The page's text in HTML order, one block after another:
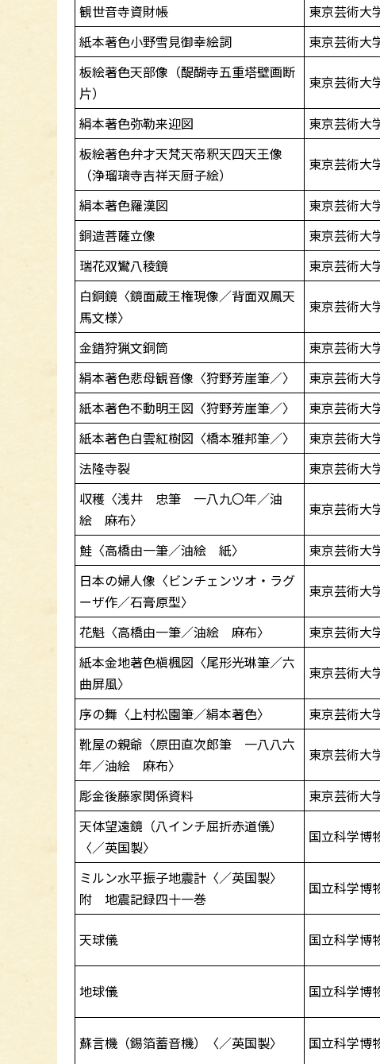
観世音寺資財帳
東京芸術大
紙本著色小野雪見御幸絵詞
東京芸術大
板絵著色天部像（醍醐寺五重塔壁画断
片）
東京芸術大
絹本著色弥勒来迎図 東京芸術大
板絵著色弁才天梵天帝釈天四天王像
（浄瑠璃寺吉祥天厨子絵）
東京芸術大
絹本著色羅漢図 東京芸術大
銅造菩薩立像
東京芸術大
瑞花双鸞八稜鏡
東京芸術大
白銅鏡〈鏡面蔵王権現像／背面双鳳天
馬文様〉
東京芸術大
金錯狩猟文銅筒 東京芸術大
絹本著色悲母観音像〈狩野芳崖筆／〉
東京芸術大
紙本著色不動明王図〈狩野芳崖筆／〉
東京芸術大
紙本著色白雲紅樹図〈橋本雅邦筆／〉
東京芸術大
法隆寺裂
東京芸術大
収穫〈浅井 忠筆 一八九〇年／油
絵 麻布〉
東京芸術大
鮭〈高橋由一筆／油絵 紙〉 東京芸術大
日本の婦人像〈ビンチェンツオ・ラグ
ーザ作／石膏原型〉
東京芸術大
花魁〈高橋由一筆／油絵 麻布〉 東京芸術大
紙本金地著色槇楓図〈尾形光琳筆／六
曲屏風〉
東京芸術大
序の舞〈上村松園筆／絹本著色〉 東京芸術大
靴屋の親爺〈原田直次郎筆 一八八六
年／油絵 麻布〉
東京芸術大
彫金後藤家関係資料 東京芸術大
天体望遠鏡（八インチ屈折赤道儀）
〈／英国製〉
国立科学博
ミルン水平振子地震計〈／英国製〉
附 地震記録四十一巻
国立科学博
天球儀 国立科学博
地球儀 国立科学博
蘇言機（錫箔蓄音機）〈／英国製〉 国立科学博